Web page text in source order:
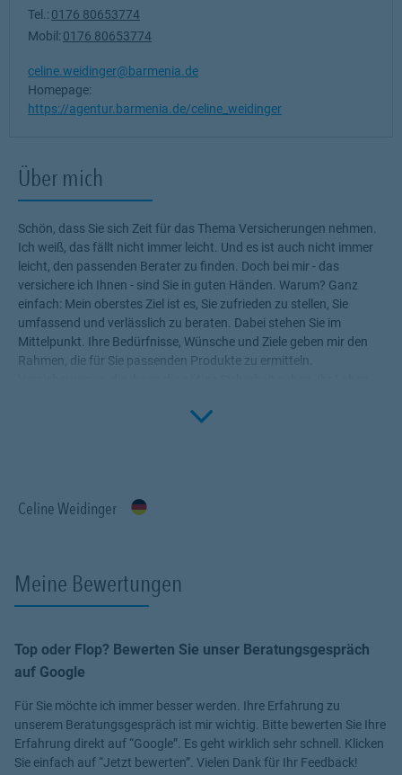
Über mich
Schön, dass Sie sich Zeit für das Thema Versicherungen nehmen.
Ich weiß, das fällt nicht immer leicht. Und es ist auch nicht immer
leicht, den passenden Berater zu finden. Doch bei mir - das
versichere ich Ihnen - sind Sie in guten Händen. Warum? Ganz
einfach: Mein oberstes Ziel ist es, Sie zufrieden zu stellen, Sie
umfassend und verlässlich zu beraten. Dabei stehen Sie im
Mittelpunkt. Ihre Bedürfnisse, Wünsche und Ziele geben mir den
Rahmen, die für Sie passenden Produkte zu ermitteln.
Fachwissen, meiner Begeisterung für alle Fragen rund um das
Click to
Celine Weidinger
Tel.: 0176 80653774
Mobil: 0176 80653774
celine.weidinger@barmenia.de
Homepage:
https://agentur.barmenia.de/celine_weidinger
Meine Bewertungen
Top oder Flop? Bewerten Sie unser Beratungsgespräch
auf Google
Für Sie möchte ich immer besser werden. Ihre Erfahrung zu
unserem Beratungsgespräch ist mir wichtig. Bitte bewerten Sie Ihre
Erfahrung direkt auf “Google”. Es geht wirklich sehr schnell. Klicken
Sie einfach auf “Jetzt bewerten”. Vielen Dank für Ihr Feedback!